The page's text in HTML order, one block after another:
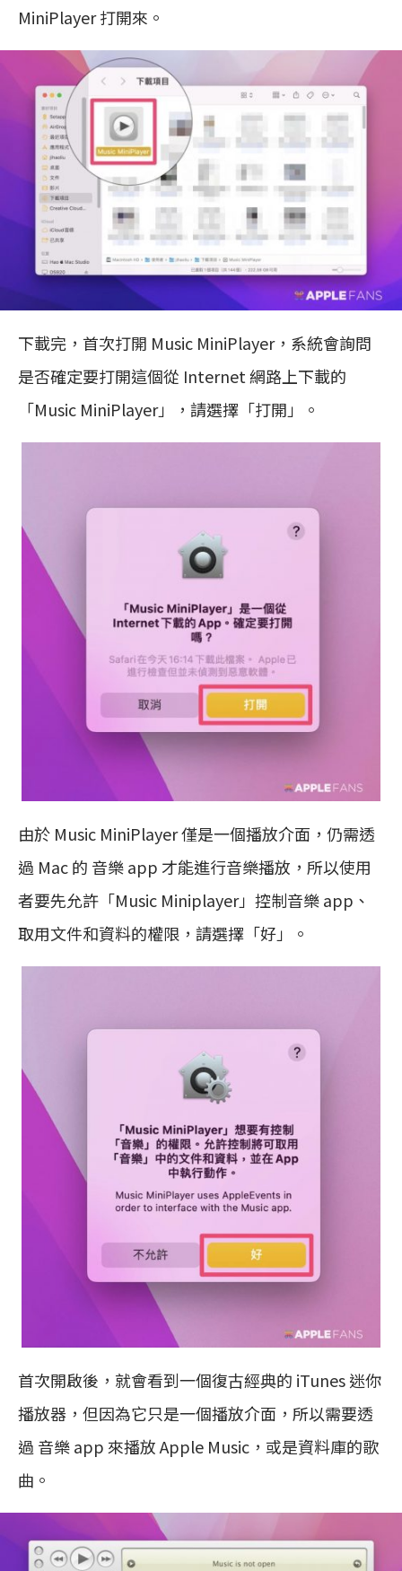
MiniPlayer 打開來。
下載完，首次打開 Music MiniPlayer，系統會詢問
是否確定要打開這個從 Internet 網路上下載的
「Music MiniPlayer」，請選擇「打開」。
由於 Music MiniPlayer 僅是一個播放介面，仍需透
過 Mac 的 音樂 app 才能進行音樂播放，所以使用
者要先允許「Music Miniplayer」控制音樂 app、
取用文件和資料的權限，請選擇「好」。
首次開啟後，就會看到一個復古經典的 iTunes 迷你
播放器，但因為它只是一個播放介面，所以需要透
過 音樂 app 來播放 Apple Music，或是資料庫的歌
曲。